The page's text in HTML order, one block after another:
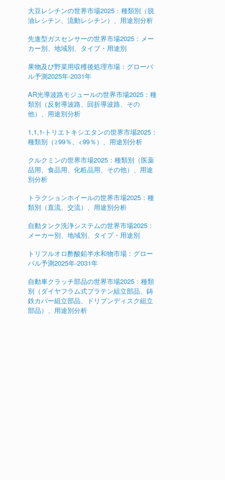
大豆レシチンの世界市場2025：種類別（脱
油レシチン、流動レシチン）、用途別分析
先進型ガスセンサーの世界市場2025：メー
カー別、地域別、タイプ・用途別
果物及び野菜用収穫後処理市場：グローバ
ル予測2025年-2031年
AR光導波路モジュールの世界市場2025：種
類別（反射導波路、回折導波路、その
他）、用途別分析
1,1,1-トリエトキシエタンの世界市場2025：
種類別（≥99％、<99％）、用途別分析
クルクミンの世界市場2025：種類別（医薬
品用、食品用、化粧品用、その他）、用途
別分析
トラクションホイールの世界市場2025：種
類別（直流、交流）、用途別分析
自動タンク洗浄システムの世界市場2025：
メーカー別、地域別、タイプ・用途別
トリフルオロ酢酸鉛半水和物市場：グロー
バル予測2025年-2031年
自動車クラッチ部品の世界市場2025：種類
別（ダイヤフラム式プラテン組立部品、鋳
鉄カバー組立部品、ドリブンディスク組立
部品）、用途別分析